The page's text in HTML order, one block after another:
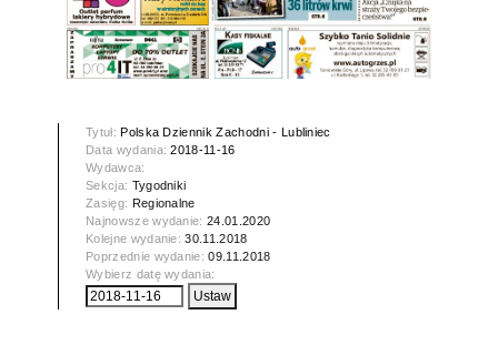
Tytuł: Polska Dziennik Zachodni - Lubliniec
Data wydania:2018-11-16
Wydawca:
Sekcja: Tygodniki
Zasięg: Regionalne
Najnowsze wydanie:24.01.2020
Kolejne wydanie:30.11.2018
Poprzednie wydanie:09.11.2018
Wybierz datę wydania: